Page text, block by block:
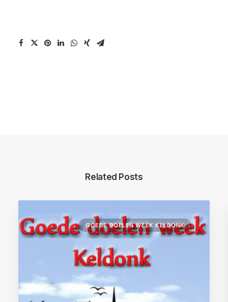
Related Posts
GOEDE DOELEN WEEK KELDONK